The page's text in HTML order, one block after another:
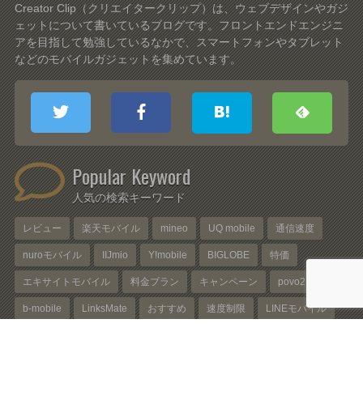
Creator Clip（クリエイタークリップ）は、ウェブデザインやガジ
ェットについて書いているブログです。フロントエンドエンジニ
アを目指して勉強しているなかで、スマートフォンやタブレット
などのモバイルガジェットを集めています。
Popular Keyword
人気の検索キーワード
レビュー 楽天モバイル mineo UQ mobile 通信速度
nuroモバイル IIJmio Y!mobile BIGLOBE 特価
エキサイトモバイル 料金プラン キャンペーン povo2.0
b-mobile LinksMate おすすめ 速度制限 LINEモバイル